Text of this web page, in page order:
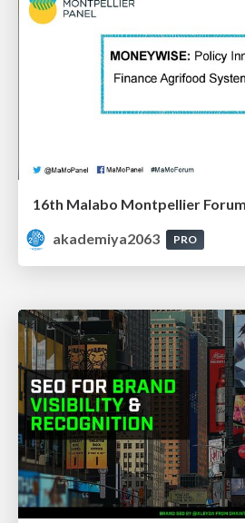
16th Malabo Montpellier
akademiya2063
PRO